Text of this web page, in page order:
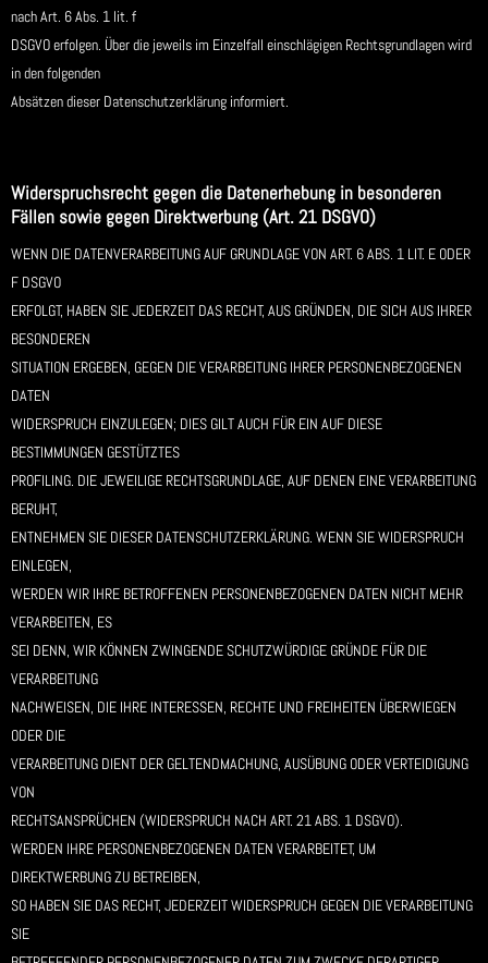
nach Art. 6 Abs. 1 lit. f
DSGVO erfolgen. Über die jeweils im Einzelfall einschlägigen Rechtsgrundlagen wird
in den folgenden
Absätzen dieser Datenschutzerklärung informiert.
Widerspruchsrecht gegen die Datenerhebung in besonderen
Fällen sowie gegen Direktwerbung (Art. 21 DSGVO)
WENN DIE DATENVERARBEITUNG AUF GRUNDLAGE VON ART. 6 ABS. 1 LIT. E ODER
F DSGVO
ERFOLGT, HABEN SIE JEDERZEIT DAS RECHT, AUS GRÜNDEN, DIE SICH AUS IHRER
BESONDEREN
SITUATION ERGEBEN, GEGEN DIE VERARBEITUNG IHRER PERSONENBEZOGENEN
DATEN
WIDERSPRUCH EINZULEGEN; DIES GILT AUCH FÜR EIN AUF DIESE
BESTIMMUNGEN GESTÜTZTES
PROFILING. DIE JEWEILIGE RECHTSGRUNDLAGE, AUF DENEN EINE VERARBEITUNG
BERUHT,
ENTNEHMEN SIE DIESER DATENSCHUTZERKLÄRUNG. WENN SIE WIDERSPRUCH
EINLEGEN,
WERDEN WIR IHRE BETROFFENEN PERSONENBEZOGENEN DATEN NICHT MEHR
VERARBEITEN, ES
SEI DENN, WIR KÖNNEN ZWINGENDE SCHUTZWÜRDIGE GRÜNDE FÜR DIE
VERARBEITUNG
NACHWEISEN, DIE IHRE INTERESSEN, RECHTE UND FREIHEITEN ÜBERWIEGEN
ODER DIE
VERARBEITUNG DIENT DER GELTENDMACHUNG, AUSÜBUNG ODER VERTEIDIGUNG
VON
RECHTSANSPRÜCHEN (WIDERSPRUCH NACH ART. 21 ABS. 1 DSGVO).
WERDEN IHRE PERSONENBEZOGENEN DATEN VERARBEITET, UM
DIREKTWERBUNG ZU BETREIBEN,
SO HABEN SIE DAS RECHT, JEDERZEIT WIDERSPRUCH GEGEN DIE VERARBEITUNG
SIE